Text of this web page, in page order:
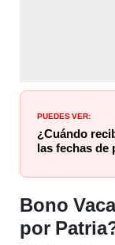
PUEDES VER:
¿Cuándo
las fechas de
Bono
por